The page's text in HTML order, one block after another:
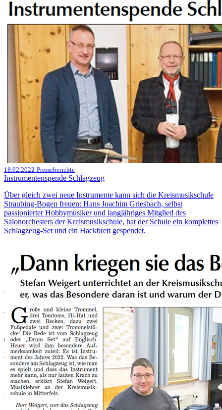
18.02.2022 Presseberichte
Instrumentenspende Schlagzeug
Über gleich zwei neue Instrumente kann sich die Kreismusikschule
Straubing-Bogen freuen: Hans Joachim Griesbach, selbst
passionierter Hobbymusiker und langjähriges Mitglied des
Salonorchesters der Kreismusikschule, hat der Schule ein komplettes
Schlagzeug-Set und ein Hackbrett gespendet.